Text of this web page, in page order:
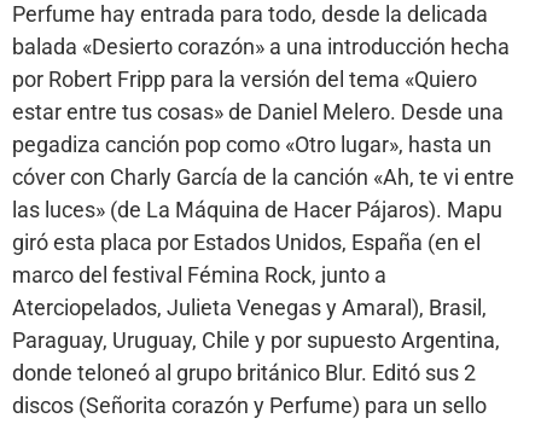
Perfume hay entrada para todo, desde la delicada
balada «Desierto corazón» a una introducción hecha
por Robert Fripp para la versión del tema «Quiero
estar entre tus cosas» de Daniel Melero. Desde una
pegadiza canción pop como «Otro lugar», hasta un
cóver con Charly García de la canción «Ah, te vi entre
las luces» (de La Máquina de Hacer Pájaros). Mapu
giró esta placa por Estados Unidos, España (en el
marco del festival Fémina Rock, junto a
Aterciopelados, Julieta Venegas y Amaral), Brasil,
Paraguay, Uruguay, Chile y por supuesto Argentina,
donde teloneó al grupo británico Blur. Editó sus 2
discos (Señorita corazón y Perfume) para un sello